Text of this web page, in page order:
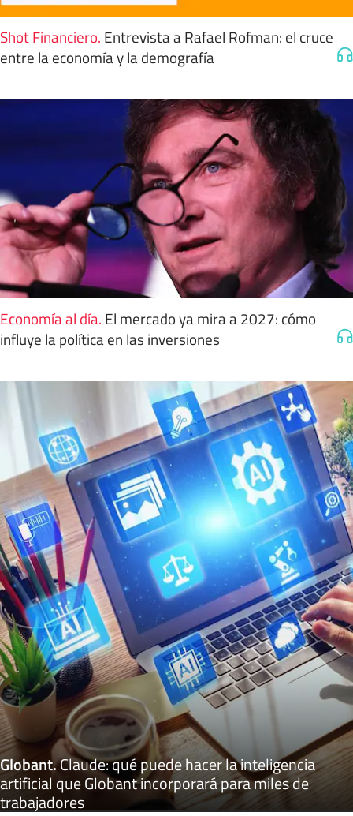
Shot Financiero. Entrevista a Rafael Rofman: el cruce
entre la economía y la demografía
Economía al día. El mercado ya mira a 2027: cómo
influye la política en las inversiones
Globant.Claude: qué puede hacer la inteligencia
artificial que Globant incorporará para miles de
trabajadores